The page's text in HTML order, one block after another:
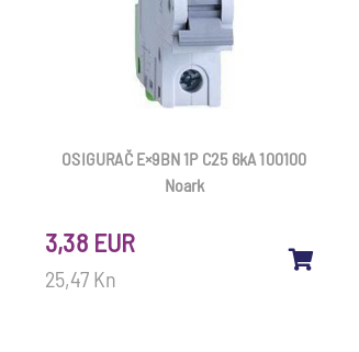
OSIGURAČ E×9BN 1P C25 6kA 100100
Noark
25,47 Kn
3,38 EUR